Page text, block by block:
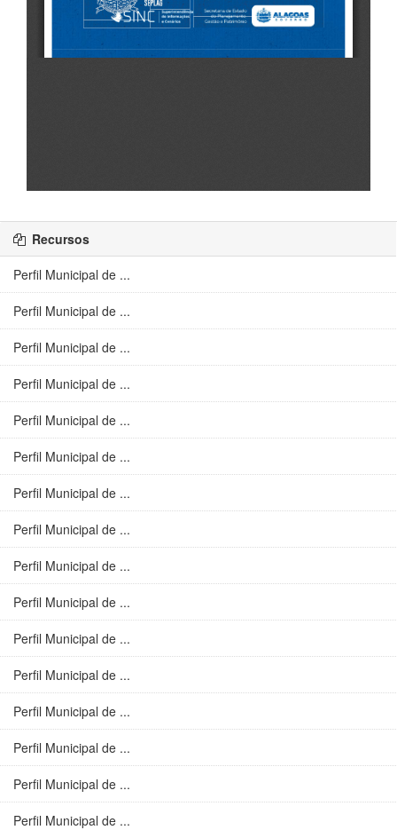
Recursos
Perfil Municipal de ...
Perfil Municipal de ...
Perfil Municipal de ...
Perfil Municipal de ...
Perfil Municipal de ...
Perfil Municipal de ...
Perfil Municipal de ...
Perfil Municipal de ...
Perfil Municipal de ...
Perfil Municipal de ...
Perfil Municipal de ...
Perfil Municipal de ...
Perfil Municipal de ...
Perfil Municipal de ...
Perfil Municipal de ...
Perfil Municipal de ...